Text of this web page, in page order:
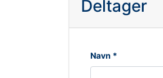
Deltager
Navn *